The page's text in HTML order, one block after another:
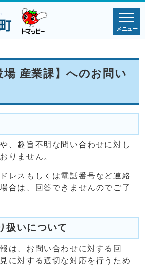
メニュー
場 産業課】へのお問い
、趣旨不明な問い合わせに対し
りません。
レスもしくは電話番号など連絡
合は、回答できませんのでご了
扱いについて
は、お問い合わせに対する回
に対する適切な対応を行うため